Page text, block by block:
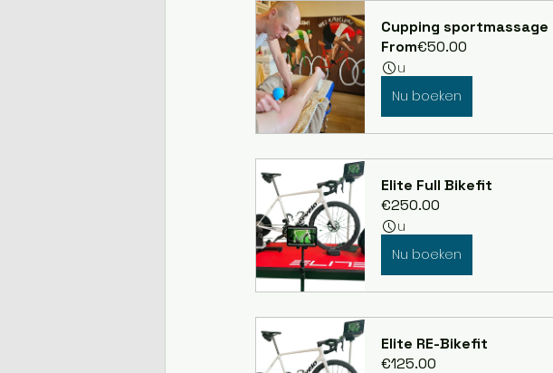
Cupping sportmassage
From€50.00
u
Nu boeken
Elite Full Bikefit
€250.00
u
Nu boeken
Elite RE-Bikefit
€125.00